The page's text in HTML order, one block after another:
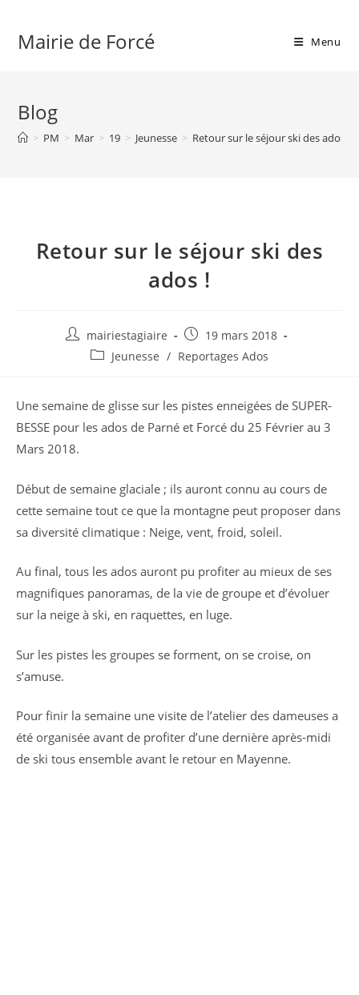
contentMairie de Forcé Menu
Blog
> PM > Mar > 19 > Jeunesse > Retour sur le séjour ski des ados !
Retour sur le séjour ski des
ados !
Auteur/autrice
mairiestagiaire
Publication
publiée :
19 mars 2018
Post Jeunesse / Reportages Ados
Une semaine de glisse sur les pistes enneigées de SUPER-
BESSE pour les ados de Parné et Forcé du 25 Février au 3
Mars 2018.
Début de semaine glaciale ; ils auront connu au cours de
cette semaine tout ce que la montagne peut proposer dans
sa diversité climatique : Neige, vent, froid, soleil.
Au final, tous les ados auront pu profiter au mieux de ses
magnifiques panoramas, de la vie de groupe et d’évoluer
sur la neige à ski, en raquettes, en luge.
Sur les pistes les groupes se forment, on se croise, on
s’amuse.
Pour finir la semaine une visite de l’atelier des dameuses a
été organisée avant de profiter d’une dernière après-midi
de ski tous ensemble avant le retour en Mayenne.